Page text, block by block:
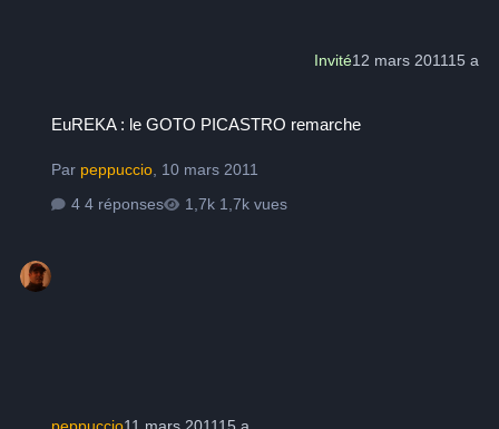
Invité12 mars 201115 a
EuREKA : le GOTO PICASTRO remarche
Par peppuccio 10 mars 2011
4 réponses
1,7k vues